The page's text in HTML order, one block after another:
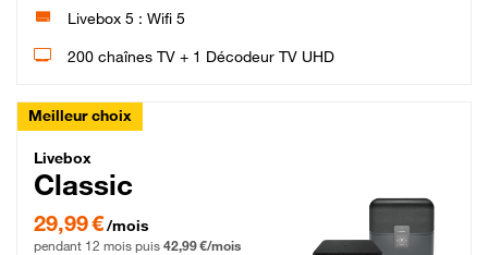
Livebox 5 : Wifi 5
200 chaînes TV + 1 Décodeur TV UHD
Meilleur choix
Livebox Classic Fibre
Livebox
Classic
29,99 € par mois pendant 12 mois puis 42,99 € par mois, Engagement 12 mois
29,99 €/mois
pendant 12 mois puis 42,99 €/mois